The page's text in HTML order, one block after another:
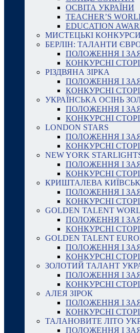
ОСВІТА УКРАЇНИ
TEACHER’S
EDUCATION
МИСТЕЦЬКІ КОНКУРСИ
БЕРЛІН: ТАЛАНТИ
ПОЛОЖЕННЯ І
КОНКУРСНІ
РІЗДВЯНА ЗІРКА
ПОЛОЖЕННЯ І
КОНКУРСНІ
УКРАЇНСЬКА ОСІНЬ
ПОЛОЖЕННЯ І
КОНКУРСНІ
LONDON STARS
ПОЛОЖЕННЯ І
КОНКУРСНІ
NEW YORK
ПОЛОЖЕННЯ І
КОНКУРСНІ
КРИШТАЛЕВА
ПОЛОЖЕННЯ І
КОНКУРСНІ
GOLDEN TALENT
ПОЛОЖЕННЯ І
КОНКУРСНІ
GOLDEN TALENT
ПОЛОЖЕННЯ І
КОНКУРСНІ
ЗОЛОТИЙ ТАЛАНТ
ПОЛОЖЕННЯ І
КОНКУРСНІ
АЛЕЯ ЗІРОК
ПОЛОЖЕННЯ І
КОНКУРСНІ
ТАЛАНОВИТЕ ЛІТО
ПОЛОЖЕННЯ І